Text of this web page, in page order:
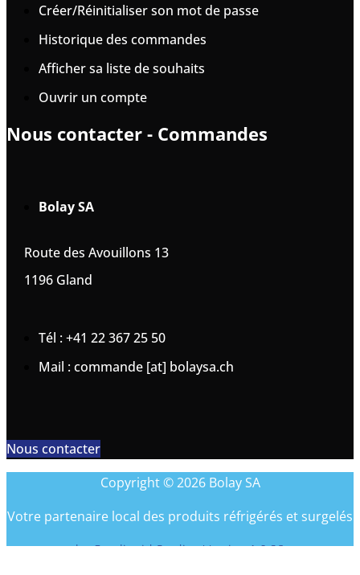
Créer/Réinitialiser son mot de passe
Historique des commandes
Afficher sa liste de souhaits
Ouvrir un compte
Nous contacter - Commandes
Bolay SA
Route des Avouillons 13
1196 Gland
Tél : +41 22 367 25 50
Mail : commande [at] bolaysa.ch
Nous contacter
Copyright © 2026 Bolay SA
Votre partenaire local des produits réfrigérés et surgelés
by Coreliquid Studio - Version 1.0.28